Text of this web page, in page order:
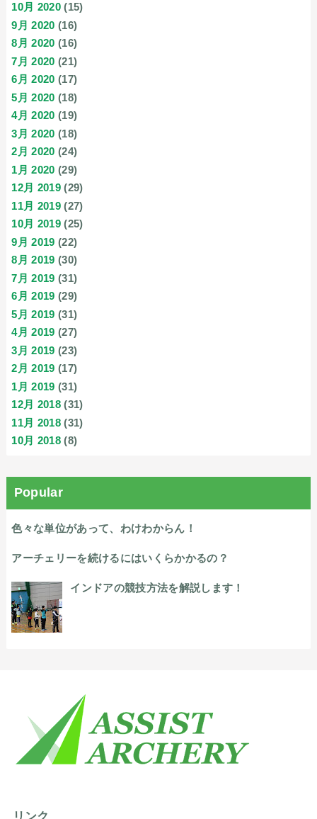
10月 2020 (15)
9月 2020 (16)
8月 2020 (16)
7月 2020 (21)
6月 2020 (17)
5月 2020 (18)
4月 2020 (19)
3月 2020 (18)
2月 2020 (24)
1月 2020 (29)
12月 2019 (29)
11月 2019 (27)
10月 2019 (25)
9月 2019 (22)
8月 2019 (30)
7月 2019 (31)
6月 2019 (29)
5月 2019 (31)
4月 2019 (27)
3月 2019 (23)
2月 2019 (17)
1月 2019 (31)
12月 2018 (31)
11月 2018 (31)
10月 2018 (8)
Popular
色々な単位があって、わけわからん！
アーチェリーを続けるにはいくらかかるの？
インドアの競技方法を解説します！
リンク